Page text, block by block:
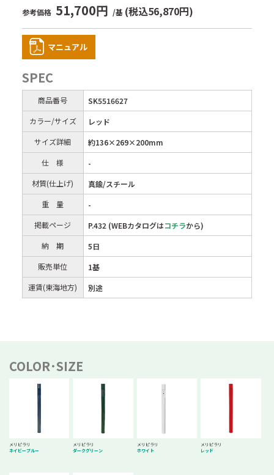
参考価格 51,700円 /基 (税込56,870円)
マニュアル
SPEC
商品番号
SK5516627
カラー/サイズ
レッド
サイズ詳細
約136×269×200mm
仕 様
-
材質(仕上げ)
真鍮/スチール
重 量
-
掲載ページ
P.432 (WEBカタログはコチラから)
納 期
5日
販売単位
1基
運賃(東海地方)
別途
COLOR･SIZE
メリピラリ
ネイビーブルー
メリピラリ
ダークグリーン
メリピラリ
ホワイト
メリピラリ
レッド